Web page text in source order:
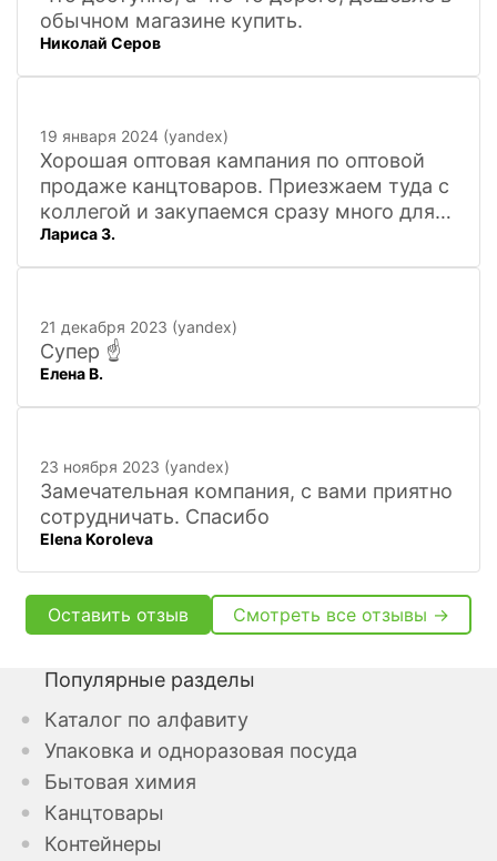
обычном магазине купить.
Николай Серов
19 января 2024 (yandex)
Хорошая оптовая кампания по оптовой
продаже канцтоваров. Приезжаем туда с
коллегой и закупаемся сразу много для
офиса. Удобно. Есть практически всё, что
нужно, и по хорошим ценам. Вежливый
искать
Лариса З.
21 декабря 2023 (yandex)
Супер ☝️
Елена В.
23 ноября 2023 (yandex)
Замечательная компания, с вами приятно
сотрудничать. Спасибо
Elena Koroleva
Оставить отзыв Смотреть все отзывы →
Популярные разделы
Каталог по алфавиту
Упаковка и одноразовая посуда
Бытовая химия
Канцтовары
Контейнеры